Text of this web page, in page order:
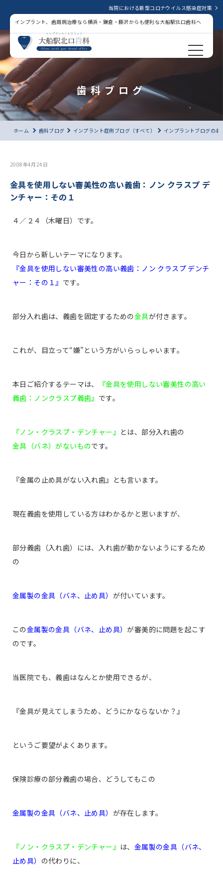
当院における新型コロナウイルス感染症対策
インプラント、歯周病治療なら横浜・鎌倉・藤沢からも便利な大船駅北口歯科へ
歯科ブログ
ホーム 歯科ブログ インプラント症例ブログ（すべて） インプラントブログの未
2008年4月24日
金具を使用しない審美性の高い義歯：ノン クラスプ デ
ンチャー：その１
４／２４（木曜日）です。
今日から新しいテーマになります。
『金具を使用しない審美性の高い義歯：ノン クラスプ デンチ
ャー：その１』 です。
部分入れ歯は、義歯を固定するための金具が付きます。
これが、目立って“嫌”という方がいらっしゃいます。
本日ご紹介するテーマは、
『金具を使用しない審美性の高い
義歯：ノンクラスプ義歯』 です。
『ノン・クラスプ・デンチャー』 とは、部分入れ歯の
金具（バネ）がないものです。
『金属の止め具がない入れ歯』とも言います。
現在義歯を使用している方はわかるかと思いますが、
部分義歯（入れ歯）には、入れ歯が動かないようにするため
の
金属製の金具（バネ、止め具） が付いています。
この金属製の金具（バネ、止め具）が審美的に問題を起こす
のです。
当医院でも、義歯はなんとか使用できるが、
『金具が見えてしまうため、どうにかならないか？』
というご要望がよくあります。
保険診療の部分義歯の場合、どうしてもこの
金属製の金具（バネ、止め具） が存在します。
『ノン・クラスプ・デンチャー』 は、 金属製の金具（バネ、
止め具） の代わりに、